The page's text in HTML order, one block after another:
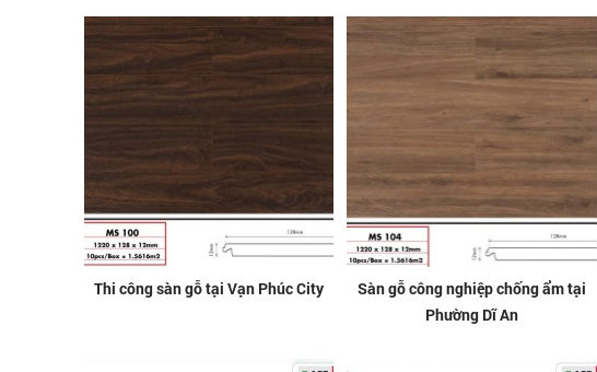
Thi công sàn gỗ tại Vạn Phúc City
Sàn gỗ công nghiệp chống ẩm tại
Phường Dĩ An